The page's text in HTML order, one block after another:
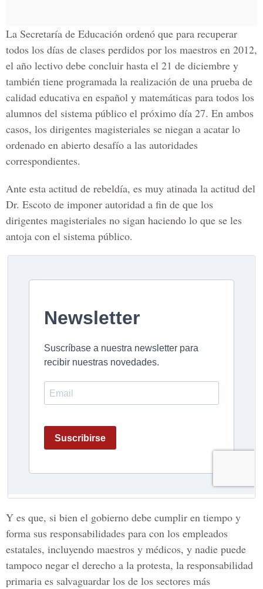
La Secretaría de Educación ordenó que para recuperar
todos los días de clases perdidos por los maestros en 2012,
el año lectivo debe concluir hasta el 21 de diciembre y
también tiene programada la realización de una prueba de
calidad educativa en español y matemáticas para todos los
alumnos del sistema público el próximo día 27. En ambos
casos, los dirigentes magisteriales se niegan a acatar lo
ordenado en abierto desafío a las autoridades
correspondientes.
Ante esta actitud de rebeldía, es muy atinada la actitud del
Dr. Escoto de imponer autoridad a fin de que los
dirigentes magisteriales no sigan haciendo lo que se les
antoja con el sistema público.
Y es que, si bien el gobierno debe cumplir en tiempo y
forma sus responsabilidades para con los empleados
estatales, incluyendo maestros y médicos, y nadie puede
tampoco negar el derecho a la protesta, la responsabilidad
primaria es salvaguardar los de los sectores más